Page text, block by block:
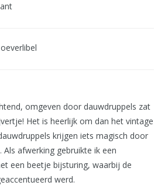
omgeven door dauwdruppels zat
Het is heerlijk om dan het vintage
krijgen iets magisch door
Als afwerking gebruikte ik een
een beetje bijsturing, waarbij de
werd.